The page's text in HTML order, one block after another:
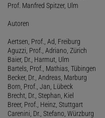
Prof. Manfred Spitzer, Ulm
Autoren
Aertsen, Prof., Ad, Freiburg
Aguzzi, Prof., Adriano, Zürich
Baier, Dr., Harmut, Ulm
Bartels, Prof., Mathias, Tübingen
Becker, Dr., Andreas, Marburg
Born, Prof., Jan, Lübeck
Brecht, Dr., Stephan, Kiel
Breer, Prof., Heinz, Stuttgart
Carenini, Dr., Stefano, Würzburg